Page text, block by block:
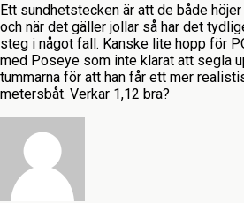
Ett sundhetstecken är att de både
och när det gäller jollar så har det
steg i något fall. Kanske lite hopp för
med Poseye som inte klarat att segla
tummarna för att han får ett mer
metersbåt. Verkar 1,12 bra?